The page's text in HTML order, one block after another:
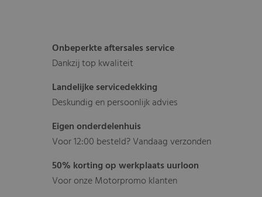
Onbeperkte aftersales service
Dankzij top kwaliteit
Landelijke servicedekking
Deskundig en persoonlijk advies
Eigen onderdelenhuis
Voor 12:00 besteld? Vandaag verzonden
50% korting op werkplaats uurloon
Voor onze Motorpromo klanten